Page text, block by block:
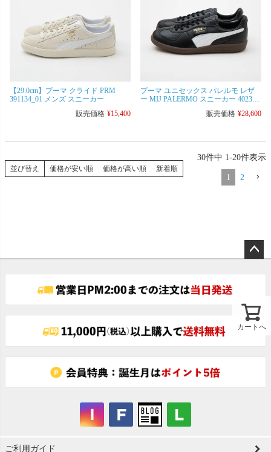
【29.0cm】プーマ クライド PRM
391134_01 メンズ スニーカー
販売価格 ¥15,400
プーマ ユニセックス パレルモ レザ
ー MIJ PALERMO スニーカー 402384
販売価格 ¥28,600
並び替え 価格が安い順 価格が高い順 新着順
30件中 1 -20件表示
1 2
カートへ
へ
ご利用ガイド